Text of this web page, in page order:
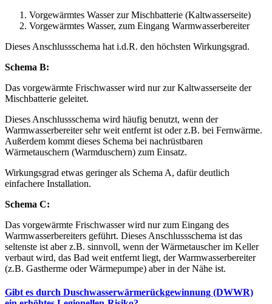
Vorgewärmtes Wasser zur Mischbatterie (Kaltwasserseite)
Vorgewärmtes Wasser, zum Eingang Warmwasserbereiter
Dieses Anschlussschema hat i.d.R. den höchsten Wirkungsgrad.
Schema B:
Das vorgewärmte Frischwasser wird nur zur Kaltwasserseite der
Mischbatterie geleitet.
Dieses Anschlussschema wird häufig benutzt, wenn der
Warmwasserbereiter sehr weit entfernt ist oder z.B. bei Fernwärme.
Außerdem kommt dieses Schema bei nachrüstbaren
Wärmetauschern (Warmduschern) zum Einsatz.
Wirkungsgrad etwas geringer als Schema A, dafür deutlich
einfachere Installation.
Schema C:
Das vorgewärmte Frischwasser wird nur zum Eingang des
Warmwasserbereiters geführt. Dieses Anschlussschema ist das
seltenste ist aber z.B. sinnvoll, wenn der Wärmetauscher im Keller
verbaut wird, das Bad weit entfernt liegt, der Warmwasserbereiter
(z.B. Gastherme oder Wärmepumpe) aber in der Nähe ist.
Gibt es durch Duschwasserwärmerückgewinnung (DWWR)